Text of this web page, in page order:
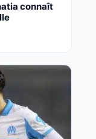
connaît